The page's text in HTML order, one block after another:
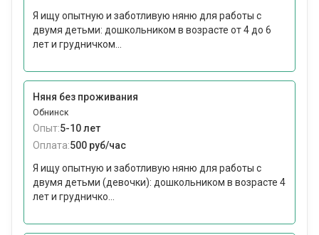
Я ищу опытную и заботливую няню для работы с
двумя детьми: дошкольником в возрасте от 4 до 6
лет и грудничком...
Няня без проживания
Обнинск
Опыт:5-10 лет
Оплата:500 руб/час
Я ищу опытную и заботливую няню для работы с
двумя детьми (девочки): дошкольником в возрасте 4
лет и грудничко...